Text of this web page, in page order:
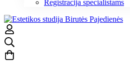
Registracija specialistams